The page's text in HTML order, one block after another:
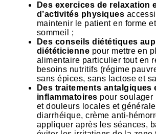
Des exercices de relaxation
d’activités physiques
maintenir le patient en forme
sommeil ;
Des conseils diététiques
diététicienne pour mettre en
alimentaire particulier tout en
besoins nutritifs (régime
sans épices, sans lactose et
Des traitements antalgiques
inflammatoires pour soulager
et douleurs locales et
diarrhéique, crème anti-
appliquer après les séances,